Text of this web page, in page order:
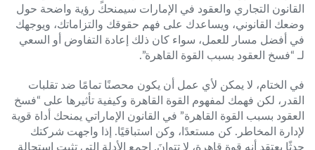
القانون التجاري والعقود في الإمارات سيمنحك رؤية واضحة حول
وضعك القانوني، ويساعدك على فهم حقوقك والتزاماتك، ويوجهك
في أفضل مسار للعمل، سواء كان ذلك إعادة التفاوض أو السعي
لـ “فسخ العقود بسبب القوة القاهرة”.
في الختام، لا يمكن لأي عمل أن يكون محصنًا تمامًا ضد تقلبات
القدر، لكن فهمك لمفهوم القوة القاهرة وكيفية تأثيرها على “فسخ
العقود بسبب القوة القاهرة” في القانون الإماراتي يمنحك أداة قوية
لإدارة المخاطر. كن مستعدًا، وكن استباقيًا. إذا واجهت شركتك
حدثًا يعتقد أنه قوة قاهرة، لا تتوانَ. اجمع الأدلة التي تثبت استحالة